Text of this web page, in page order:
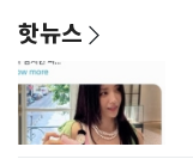
핫뉴스